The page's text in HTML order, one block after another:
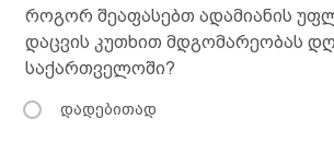
როგორ შეაფასებთ ადამიანის
დაცვის კუთხით მდგომარეობას
საქართველოში?
დადებითად